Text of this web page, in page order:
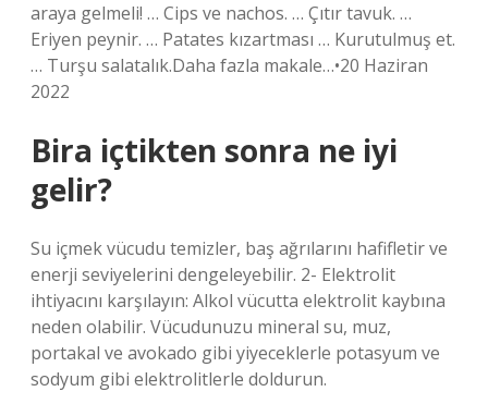
araya gelmeli! … Cips ve nachos. … Çıtır tavuk. …
Eriyen peynir. … Patates kızartması … Kurutulmuş et.
… Turşu salatalık.Daha fazla makale…•20 Haziran
2022
Bira içtikten sonra ne iyi
gelir?
Su içmek vücudu temizler, baş ağrılarını hafifletir ve
enerji seviyelerini dengeleyebilir. 2- Elektrolit
ihtiyacını karşılayın: Alkol vücutta elektrolit kaybına
neden olabilir. Vücudunuzu mineral su, muz,
portakal ve avokado gibi yiyeceklerle potasyum ve
sodyum gibi elektrolitlerle doldurun.